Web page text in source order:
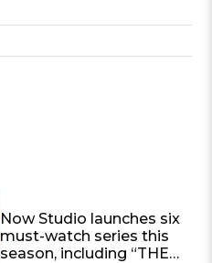
Now Studio launches six
must-watch series this
season, including “THE